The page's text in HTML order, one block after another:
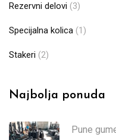
Rezervni delovi (3)
Specijalna kolica (1)
Stakeri (2)
Najbolja ponuda
Pune